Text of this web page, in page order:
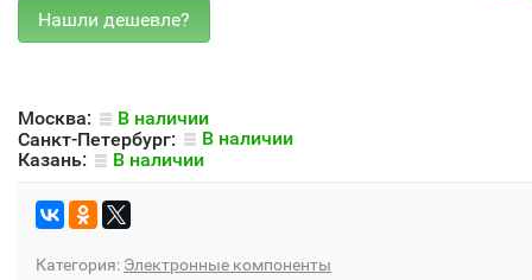
Москва:
В наличии
Санкт-Петербург:
В наличии
Казань:
В наличии
Категория: Электронные компоненты